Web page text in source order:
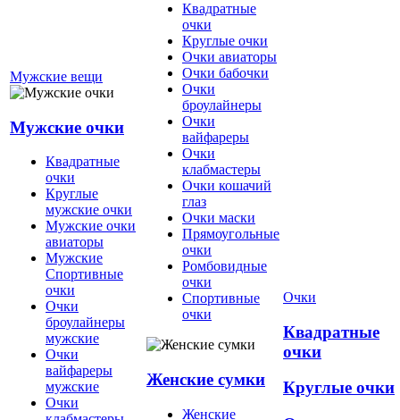
Мужские вещи
Мужские очки
Квадратные
очки
Круглые
мужские очки
Мужские очки
авиаторы
Мужские
Спортивные
очки
Очки
броулайнеры
мужские
Очки
вайфареры
мужские
Очки
Квадратные
очки
Круглые очки
Очки авиаторы
Очки бабочки
Очки
броулайнеры
Очки
вайфареры
Очки
клабмастеры
Очки кошачий
глаз
Очки маски
Прямоугольные
очки
Ромбовидные
очки
Спортивные
очки
Женские сумки
Женские
Очки
Квадратные
очки
Круглые очки